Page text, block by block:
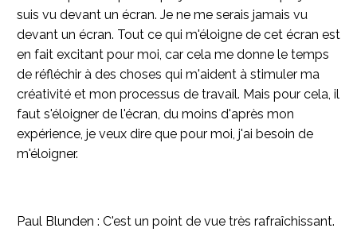
suis vu devant un écran. Je ne me serais jamais vu
devant un écran. Tout ce qui m'éloigne de cet écran est
en fait excitant pour moi, car cela me donne le temps
de réfléchir à des choses qui m'aident à stimuler ma
créativité et mon processus de travail. Mais pour cela, il
faut s'éloigner de l'écran, du moins d'après mon
expérience, je veux dire que pour moi, j'ai besoin de
m'éloigner.
Paul Blunden : C'est un point de vue très rafraîchissant.